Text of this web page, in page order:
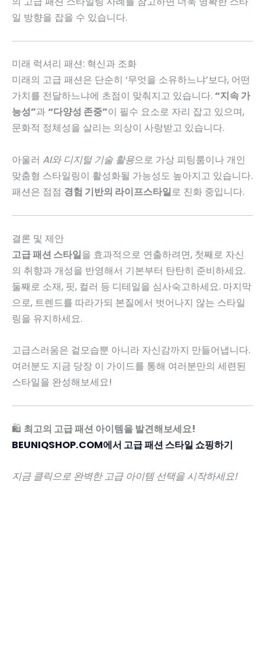
일 방향을 잡을 수 있습니다.
미래 럭셔리 패션: 혁신과 조화
미래의 고급 패션은 단순히 ‘무엇을 소유하느냐’보다, 어떤
가치를 전달하느냐에 초점이 맞춰지고 있습니다. “지속 가
능성”과 “다양성 존중”이 필수 요소로 자리 잡고 있으며,
문화적 정체성을 살리는 의상이 사랑받고 있습니다.
아울러 AI와 디지털 기술 활용으로 가상 피팅룸이나 개인
맞춤형 스타일링이 활성화될 가능성도 높아지고 있습니다.
패션은 점점 경험 기반의 라이프스타일로 진화 중입니다.
결론 및 제안
고급 패션 스타일을 효과적으로 연출하려면, 첫째로 자신
의 취향과 개성을 반영해서 기본부터 탄탄히 준비하세요.
둘째로 소재, 핏, 컬러 등 디테일을 심사숙고하세요. 마지막
으로, 트렌드를 따라가되 본질에서 벗어나지 않는 스타일
링을 유지하세요.
고급스러움은 겉모습뿐 아니라 자신감까지 만들어냅니다.
여러분도 지금 당장 이 가이드를 통해 여러분만의 세련된
스타일을 완성해보세요!
🛍 최고의 고급 패션 아이템을 발견해보세요!
BEUNIQSHOP.COM에서 고급 패션 스타일 쇼핑하기
지금 클릭으로 완벽한 고급 아이템 선택을 시작하세요!